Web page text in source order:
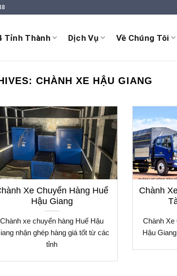
Tỉnh Thành Dịch Vụ Về Chúng Tôi
CHÀNH XE HẬU GIANG
Xe Chuyển Hàng Huế
Hậu Giang
Chành xe chuyển hàng Huế Hậu
nhận ghép hàng giá tốt từ các
tỉnh
Chành
Chành Xe
Hậu